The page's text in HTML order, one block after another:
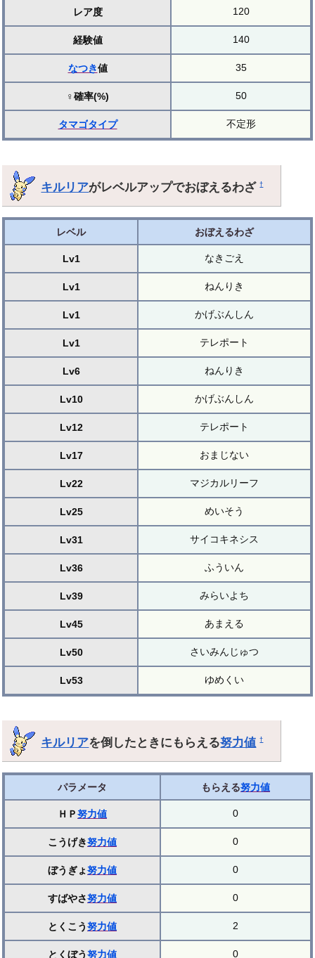
レア度 120
経験値 140
なつき値 35
♀確率(%) 50
タマゴタイプ 不定形
キルリアがレベルアップでおぼえるわざ†
レベル おぼえるわざ
Lv1 なきごえ
Lv1 ねんりき
Lv1 かげぶんしん
Lv1 テレポート
Lv6 ねんりき
Lv10 かげぶんしん
Lv12 テレポート
Lv17 おまじない
Lv22 マジカルリーフ
Lv25 めいそう
Lv31 サイコキネシス
Lv36 ふういん
Lv39 みらいよち
Lv45 あまえる
Lv50 さいみんじゅつ
Lv53 ゆめくい
キルリアを倒したときにもらえる努力値 †
パラメータ もらえる努力値
ＨＰ努力値 0
こうげき努力値 0
ぼうぎょ努力値 0
すばやさ努力値 0
とくこう努力値 2
とくぼう努力値 0